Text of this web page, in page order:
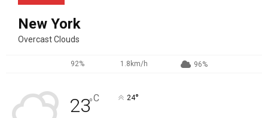
New York
Overcast Clouds
92% 1.8km/h 96%
23°C 24°